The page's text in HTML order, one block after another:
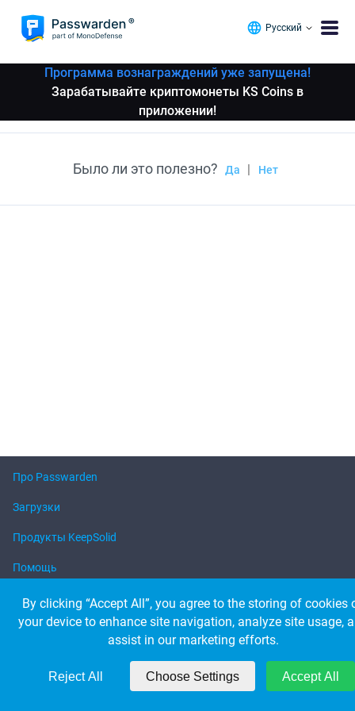
Русский
Программа вознаграждений уже запущена!
Зарабатывайте криптомонеты KS Coins в
приложении!
Было ли это полезно? Да | Нет
Про Passwarden
Загрузки
Продукты KeepSolid
Помощь
© 2026 KeepSolid Inc. Все права защищены.
Все названия продуктов, логотипы и бренды являются собственностью
соответствующих владельцев.
Соединенные Штаты 347 5-я Авеню, # 1402-419 Нью-Йорк, штат Нью-
Йорк, 10016
By clicking “Accept All”, you agree to the storing of cookies
your device to enhance site navigation, analyze site usage,
assist in our marketing efforts.
Reject All Choose Settings Accept All